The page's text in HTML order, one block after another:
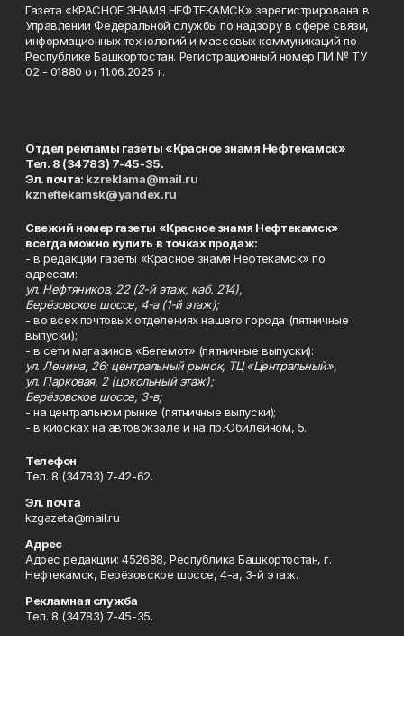
Газета «КРАСНОЕ ЗНАМЯ НЕФТЕКАМСК» зарегистрирована в
Управлении Федеральной службы по надзору в сфере связи,
информационных технологий и массовых коммуникаций по
Республике Башкортостан. Регистрационный номер ПИ № ТУ
02 - 01880 от 11.06.2025 г.
Отдел рекламы газеты «Красное знамя Нефтекамск»
Тел. 8 (34783) 7-45-35.
Эл. почта: kzreklama@mail.ru
kzneftekamsk@yandex.ru
Свежий номер газеты «Красное знамя Нефтекамск»
всегда можно купить в точках продаж:
- в редакции газеты «Красное знамя Нефтекамск» по
адресам:
ул. Нефтяников, 22 (2-й этаж, каб. 214),
Берёзовское шоссе, 4-а (1-й этаж);
- во всех почтовых отделениях нашего города (пятничные
выпуски);
- в сети магазинов «Бегемот» (пятничные выпуски):
ул. Ленина, 26; центральный рынок, ТЦ «Центральный»,
ул. Парковая, 2 (цокольный этаж);
Берёзовское шоссе, 3-в;
- на центральном рынке (пятничные выпуски);
- в киосках на автовокзале и на пр.Юбилейном, 5.
Телефон
Тел. 8 (34783) 7-42-62.
Эл. почта
kzgazeta@mail.ru
Адрес
Адрес редакции: 452688, Республика Башкортостан, г.
Нефтекамск, Берёзовское шоссе, 4-а, 3-й этаж.
Рекламная служба
Тел. 8 (34783) 7-45-35.